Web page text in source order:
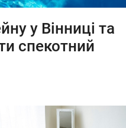
у Вінниці та
спекотний